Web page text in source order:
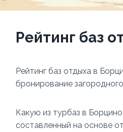
Рейтинг баз
Рейтинг баз отдыха в
бронирование
Какую из турбаз в
составленный на основе